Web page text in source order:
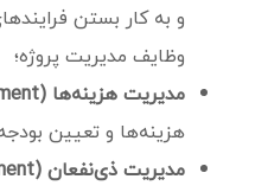
و به‌ کار بستن
وظایف مدیریت پروژه؛
مدیریت هزینه‌ها (Cost Management):
هزینه‌ها و تعیین
مدیریت ذی‌نفعان (Stakeholder Management):